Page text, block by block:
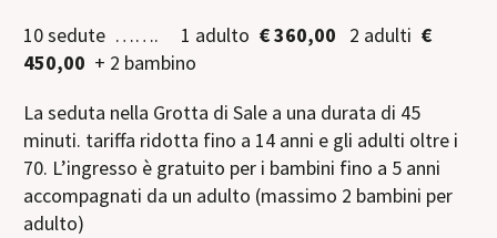
10 sedute ……. 1 adulto € 360,00 2 adulti €
450,00 + 2 bambino
La seduta nella Grotta di Sale a una durata di 45
minuti. tariffa ridotta fino a 14 anni e gli adulti oltre i
70. L’ingresso è gratuito per i bambini fino a 5 anni
accompagnati da un adulto (massimo 2 bambini per
adulto)